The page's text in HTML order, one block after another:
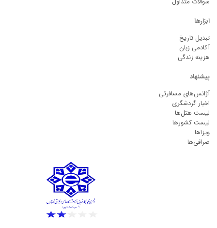
ابزارها
تبدیل تاریخ
آکادمی زبان
هزینه زندگی
پیشنهاد
آژانس‌های مسافرتی
اخبار گردشگری
لیست هتل‌ها
لیست کشورها
ویزاها
صرافی‌ها